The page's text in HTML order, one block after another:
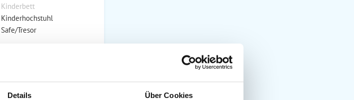
Details Über Cookies
Kinderbett
Kinderhochstuhl
Safe/Tresor
Grill
Grillplatz